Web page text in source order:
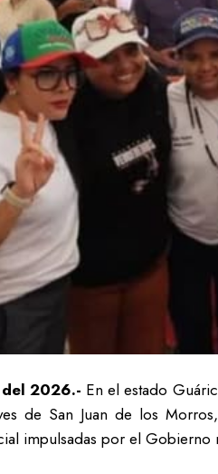
del 2026.- En el estado
de San Juan de los
impulsadas por el Gobierno